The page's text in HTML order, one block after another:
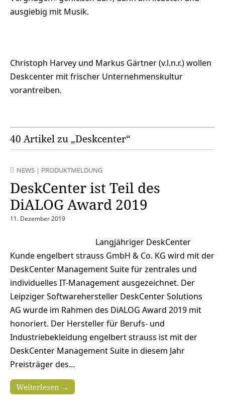
ausgiebig mit Musik.
Christoph Harvey und Markus Gärtner (v.l.n.r.) wollen
Deskcenter mit frischer Unternehmenskultur
vorantreiben.
40 Artikel zu „Deskcenter“
NEWS | PRODUKTMELDUNG
DeskCenter ist Teil des
DiALOG Award 2019
11. Dezember 2019
Langjähriger DeskCenter
Kunde engelbert strauss GmbH & Co. KG wird mit der
DeskCenter Management Suite für zentrales und
individuelles IT-Management ausgezeichnet. Der
Leipziger Softwarehersteller DeskCenter Solutions
AG wurde im Rahmen des DiALOG Award 2019 mit
honoriert. Der Hersteller für Berufs- und
Industriebekleidung engelbert strauss ist mit der
DeskCenter Management Suite in diesem Jahr
Preisträger des…
Weiterlesen →